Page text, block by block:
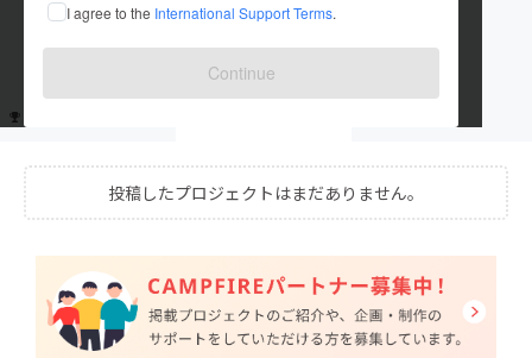
I agree to the International Support Terms.
Continue
出身国：日本 出身地：東京都
投稿したプロジェクトはまだありません。